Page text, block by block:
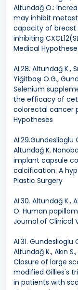
Altundağ O.:
may inhibit
capacity of breast
inhibiting
Medical
AI.28. Altundağ K.,
Yiğitbaşı O.G.,
Selenium
the efficacy of
colorectal cancer
Hypotheses
AI.29.Gundeslioglu
Altundağ K.
implant capsule
calcification: A
Plastic Surgery
AI.30. Altundağ K.,
O. Human
Journal of Clinical
AI.31. Gundeslioglu
Altundağ K., Akın
Closure of large
modified Gillies's
in patients with